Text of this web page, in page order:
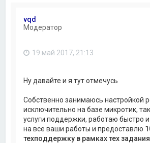
vqd
Модератор
19 май 2017, 21:13
Ну давайте и я тут отмечусь
Собственно занимаюсь настройкой
исключительно на базе микротик,
услуги поддержки, работаю быстро
на все ваши работы и предоставлю
техподдержку в рамках тех